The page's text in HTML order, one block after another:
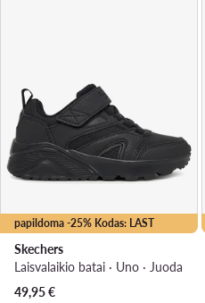
papildoma -25% Kodas: LAST
Skechers
Laisvalaikio batai · Uno · Juoda
49,95€